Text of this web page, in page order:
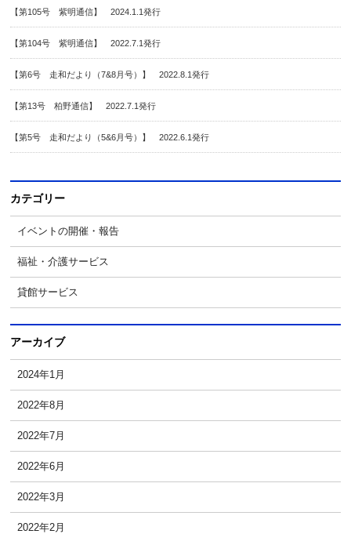
【第105号 紫明通信】 2024.1.1発行
【第104号 紫明通信】 2022.7.1発行
【第6号 走和だより（7&8月号）】 2022.8.1発行
【第13号 柏野通信】 2022.7.1発行
【第5号 走和だより（5&6月号）】 2022.6.1発行
カテゴリー
イベントの開催・報告
福祉・介護サービス
貸館サービス
アーカイブ
2024年1月
2022年8月
2022年7月
2022年6月
2022年3月
2022年2月